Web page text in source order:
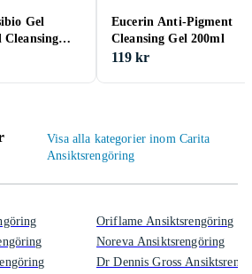
Gel
Skin
Eucerin Anti-Pigment
Cleansing Gel 200ml
119 kr
Visa alla kategorier inom Carita
Ansiktsrengöring
Oriflame Ansiktsrengöring
Noreva Ansiktsrengöring
Dr Dennis Gross